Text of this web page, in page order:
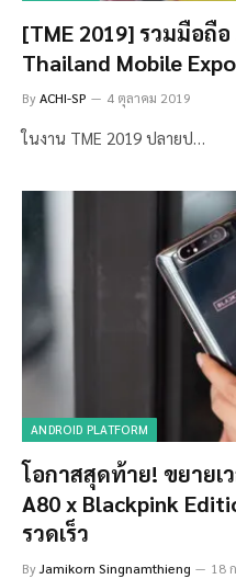
[TME 2019] รวมมือถื
Thailand Mobile
ByACHI-SP 4 ตุลาคม 2019
ในงาน TME 2019 ปลายป…
ANDROID PLATFORM
โอกาสสุดท้าย! ขยายเ
A80 x Blackpink
รวดเร็ว
ByJamikorn Singnamthieng 18